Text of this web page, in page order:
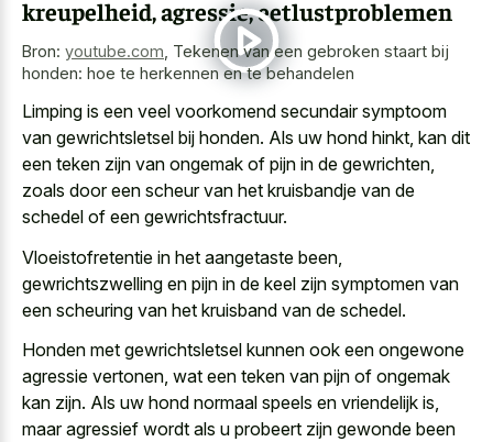
kreupelheid, agressie, eetlustproblemen
Bron: youtube.com Tekenen van een gebroken staart bij
honden: hoe te herkennen en te behandelen
Limping is een veel voorkomend secundair symptoom
van gewrichtsletsel bij honden. Als uw hond hinkt, kan dit
een teken zijn van ongemak of pijn in de gewrichten,
zoals door een scheur van het kruisbandje van de
schedel of een gewrichtsfractuur.
Vloeistofretentie in het aangetaste been,
gewrichtszwelling en pijn in de keel zijn symptomen van
een scheuring van het kruisband van de schedel.
Honden met gewrichtsletsel kunnen ook een ongewone
agressie vertonen, wat een teken van pijn of ongemak
kan zijn. Als uw hond normaal speels en vriendelijk is,
maaragressief wordt als u probeert zijn gewonde been